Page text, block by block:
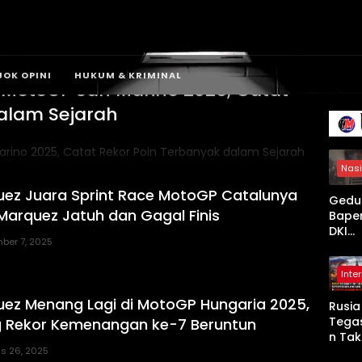
OPINI HUKUM & KRIMINAL
San Marino 2025, Catat
Sejarah
Juara Sprint Race MotoGP Catalunya
Jatuh dan Gagal Finis
7, 2025
Menang Lagi di MotoGP Hungaria 2025,
Rekor Kemenangan ke-7 Beruntun
26, 2025
DKI
, 20
dan
Rusia
n Tak